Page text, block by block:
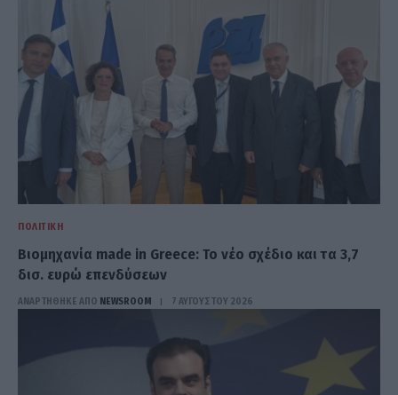
ΠΟΛΙΤΙΚΉ
Βιομηχανία made in Greece: Το νέο σχέδιο και τα 3,7
δισ. ευρώ επενδύσεων
ΑΝΑΡΤΗΘΗΚΕ ΑΠΟ NEWSROOM 7 ΑΥΓΟΎΣΤΟΥ 2026